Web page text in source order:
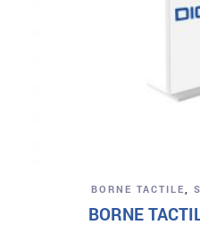
BORNE TACTILE,
BORNE